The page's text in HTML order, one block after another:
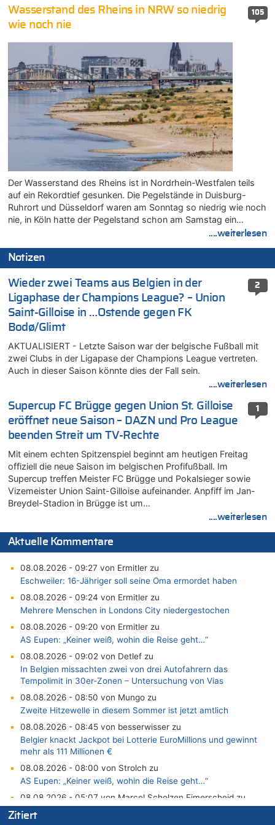
105
Wasserstand des Rheins in NRW so niedrig
wie noch nie
Der Wasserstand des Rheins ist in Nordrhein-Westfalen teils
auf ein Rekordtief gesunken. Die Pegelstände in Duisburg-
Ruhrort und Düsseldorf waren am Sonntag so niedrig wie noch
nie, in Köln hatte der Pegelstand schon am Samstag ein…
....weiterlesen
Notizen
2
Wieder zwei Teams aus Belgien in der
Ligaphase der Champions League? – Union
Saint-Gilloise in …Ostende gegen FK
Bodø/Glimt
AKTUALISIERT - Letzte Saison war der belgische Fußball mit
zwei Clubs in der Ligapase der Champions League vertreten.
Auch in dieser Saison könnte dies der Fall sein.
....weiterlesen
1
Supercup FC Brügge gegen Union St. Gilloise
eröffnet neue Saison – DAZN und Pro League
beenden Streit um TV-Rechte
Mit einem echten Spitzenspiel beginnt am heutigen Freitag
offiziell die neue Saison im belgischen Profifußball. Im
Supercup treffen Meister FC Brügge und Pokalsieger sowie
Vizemeister Union Saint-Gilloise aufeinander. Anpfiff im Jan-
Breydel-Stadion in Brügge ist um…
....weiterlesen
Aktuelle Kommentare
08.08.2026 - 09:27 von Ermitler zu
Eschweiler: 16-Jähriger soll seine Oma ermordet haben
08.08.2026 - 09:24 von Ermitler zu
Mehrere Menschen in Londons City niedergestochen
08.08.2026 - 09:20 von Ermitler zu
AS Eupen: „Keiner weiß, wohin die Reise geht…“
08.08.2026 - 09:02 von Detlef zu
In Belgien missachten zwei von drei Autofahrern das
Tempolimit in 30er-Zonen – Untersuchung von Vias
08.08.2026 - 08:50 von Mungo zu
Zweite Hitzewelle in diesem Sommer ist jetzt amtlich
08.08.2026 - 08:45 von besserwisser zu
Belgier knackt Jackpot bei Lotterie EuroMillions und gewinnt
mehr als 111 Millionen €
08.08.2026 - 08:00 von Strolch zu
AS Eupen: „Keiner weiß, wohin die Reise geht…“
08.08.2026 - 05:07 von Marcel Scholzen Eimerscheid zu
In Belgien missachten zwei von drei Autofahrern das
Tempolimit in 30er-Zonen – Untersuchung von Vias
Zitiert